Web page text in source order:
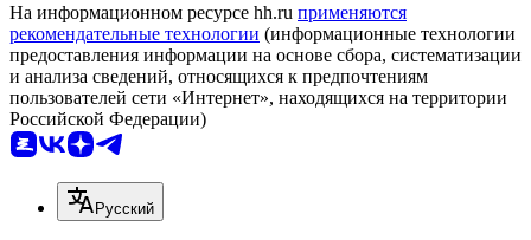
На информационном ресурсе hh.ru применяются
рекомендательные технологии (информационные технологии
предоставления информации на основе сбора, систематизации
и анализа сведений, относящихся к предпочтениям
пользователей сети «Интернет», находящихся на территории
Российской Федерации)
Русский